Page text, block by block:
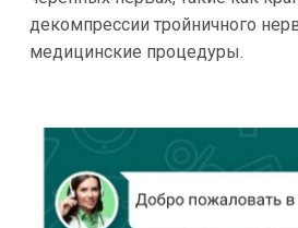
декомпрессии тройничного
медицинские процедуры.